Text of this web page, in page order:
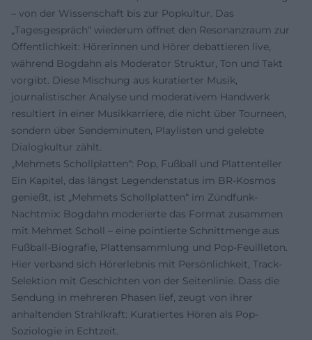
– von der Wissenschaft bis zur Popkultur. Das
„Tagesgespräch“ wiederum öffnet den Resonanzraum zur
Öffentlichkeit: Hörerinnen und Hörer debattieren live,
während Bogdahn als Moderator Struktur, Ton und Takt
vorgibt. Diese Mischung aus kuratierter Musik,
journalistischer Analyse und moderativem Handwerk
resultiert in einer Musikkarriere, die nicht über Tourneen,
sondern über Sendeminuten, Playlisten und gelebte
Dialogkultur zählt.
„Mehmets Schollplatten“: Pop, Fußball und Plattenteller
Ein Kapitel, das längst Legendenstatus im BR-Kosmos
genießt, ist „Mehmets Schollplatten“ im Zündfunk-
Nachtmix: Bogdahn moderierte das Format zusammen
mit Mehmet Scholl – eine pointierte Schnittmenge aus
Fußball-Biografie, Plattensammlung und Pop-Feuilleton.
Hier verband sich Hörerlebnis mit Persönlichkeit, Track-
Selektion mit Geschichten von der Seitenlinie. Dass die
Sendung in mehreren Phasen lief, zeugt von ihrer
anhaltenden Strahlkraft: Kuratiertes Hören als Pop-
Soziologie in Echtzeit.